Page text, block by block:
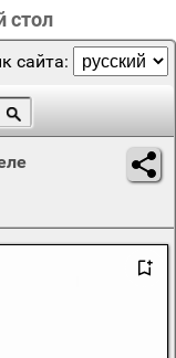
стол
сайта: